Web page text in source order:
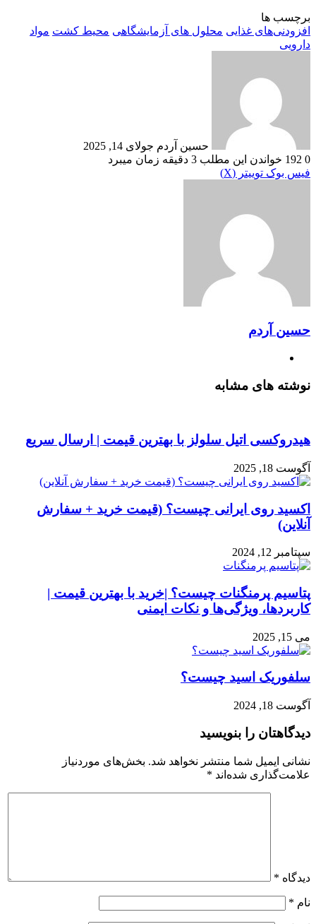
برچسب ها
افزودنی‌های غذایی محلول های آزمایشگاهی محیط کشت مواد
دارویی
حسین آردم جولای 14, 2025
0
خواندن این مطلب 3 دقیقه زمان میبرد
فیس بوک توییتر (X) لینکدین
‫تامبلر
‫پین‌ترست
‫رددیت
‫VKontakte
رایانامه
چاپ
حسین آردم
نوشته های مشابه
هیدروکسی اتیل سلولز با بهترین قیمت | ارسال سریع
آگوست 18, 2025
اکسید روی ایرانی چیست؟ (قیمت خرید + سفارش
آنلاین)
سپتامبر 12, 2024
پتاسیم پرمنگنات چیست؟ |خرید با بهترین قیمت |
کاربردها، ویژگی‌ها و نکات ایمنی
می 15, 2025
سلفوریک اسید چیست؟
آگوست 18, 2024
دیدگاهتان را بنویسید
نشانی ایمیل شما منتشر نخواهد شد. بخش‌های موردنیاز
علامت‌گذاری شده‌اند *
دیدگاه *
نام *